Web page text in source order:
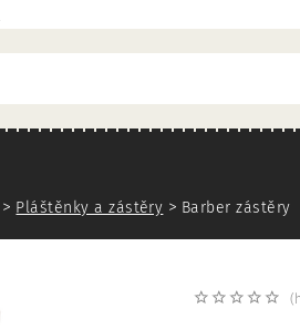
Pláštěnky a zástěry Barber zástěry